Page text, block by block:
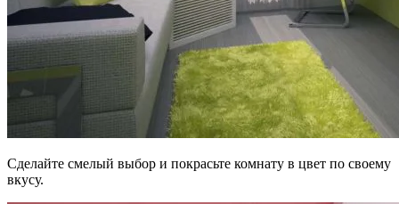
Сделайте смелый выбор и покрасьте комнату в цвет по своему
вкусу.